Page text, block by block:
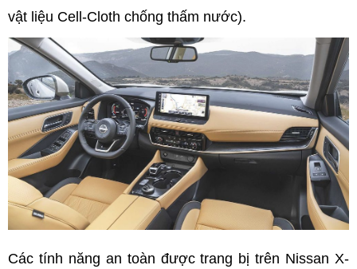
vật liệu Cell-Cloth chống thấm nước).
Các tính năng an toàn được trang bị trên Nissan X-